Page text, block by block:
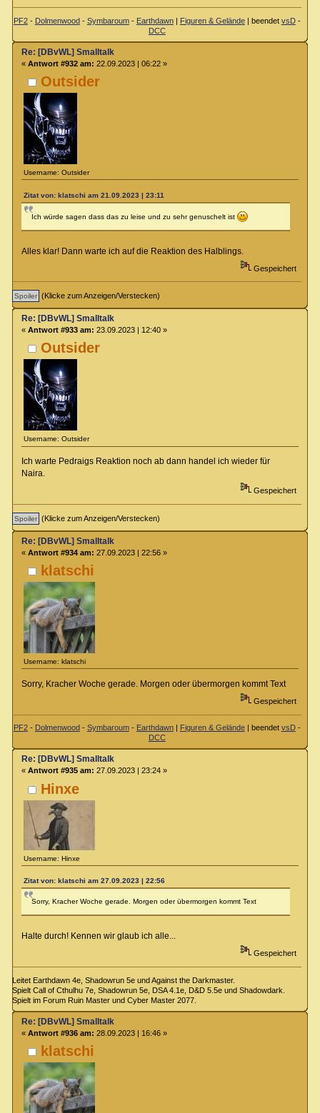
PF2- Dolmenwood- Symbaroum- Earthdawn| Figuren & Gelände| beendet vsD-
DCC
Outsider
Username: Outsider
Re: [DBvWL] Smalltalk
« Antwort #932 am: 22.09.2023 | 06:22 »
Zitat von: klatschi am 21.09.2023 | 23:11
Ich würde sagen dass das zu leise und zu sehr genuschelt ist
Alles klar! Dann warte ich auf die Reaktion des Halblings.
Gespeichert
(Klicke zum Anzeigen/Verstecken)
Outsider
Username: Outsider
Re: [DBvWL] Smalltalk
« Antwort #933 am: 23.09.2023 | 12:40 »
Ich warte Pedraigs Reaktion noch ab dann handel ich wieder für
Naira.
Gespeichert
(Klicke zum Anzeigen/Verstecken)
klatschi
Username: klatschi
Re: [DBvWL] Smalltalk
« Antwort #934 am: 27.09.2023 | 22:56 »
Sorry, Kracher Woche gerade. Morgen oder übermorgen kommt Text
Gespeichert
PF2- Dolmenwood- Symbaroum- Earthdawn| Figuren & Gelände| beendet vsD-
DCC
Hinxe
Username: Hinxe
Re: [DBvWL] Smalltalk
« Antwort #935 am: 27.09.2023 | 23:24 »
Zitat von: klatschi am 27.09.2023 | 22:56
Sorry, Kracher Woche gerade. Morgen oder übermorgen kommt Text
Halte durch! Kennen wir glaub ich alle...
Gespeichert
Leitet Earthdawn 4e, Shadowrun 5e und Against the Darkmaster.
Spielt Call of Cthulhu 7e, Shadowrun 5e, DSA 4.1e, D&D 5.5e und Shadowdark.
Spielt im Forum Ruin Master und Cyber Master 2077.
klatschi
Re: [DBvWL] Smalltalk
« Antwort #936 am: 28.09.2023 | 16:46 »